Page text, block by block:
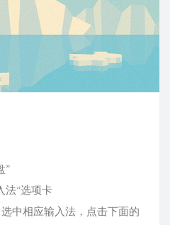
”
法”选项卡
中相应输入法，点击下面的